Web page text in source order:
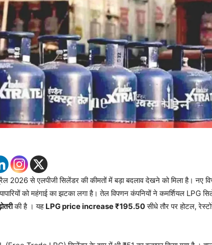
2026 से एलपीजी सिलेंडर की कीमतों में बड़ा बदलाव देखने को मिला है। नए
को महंगाई का झटका लगा है। तेल विपणन कंपनियों ने कमर्शियल LPG
की है । यह LPG price increase ₹195.50सीधे तौर पर होटल,